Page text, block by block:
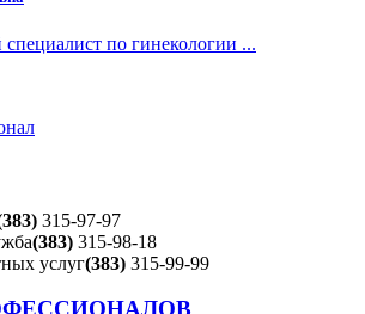
по гинекологии ...
315-97-97
(383) 315-98-18
услуг(383) 315-99-99